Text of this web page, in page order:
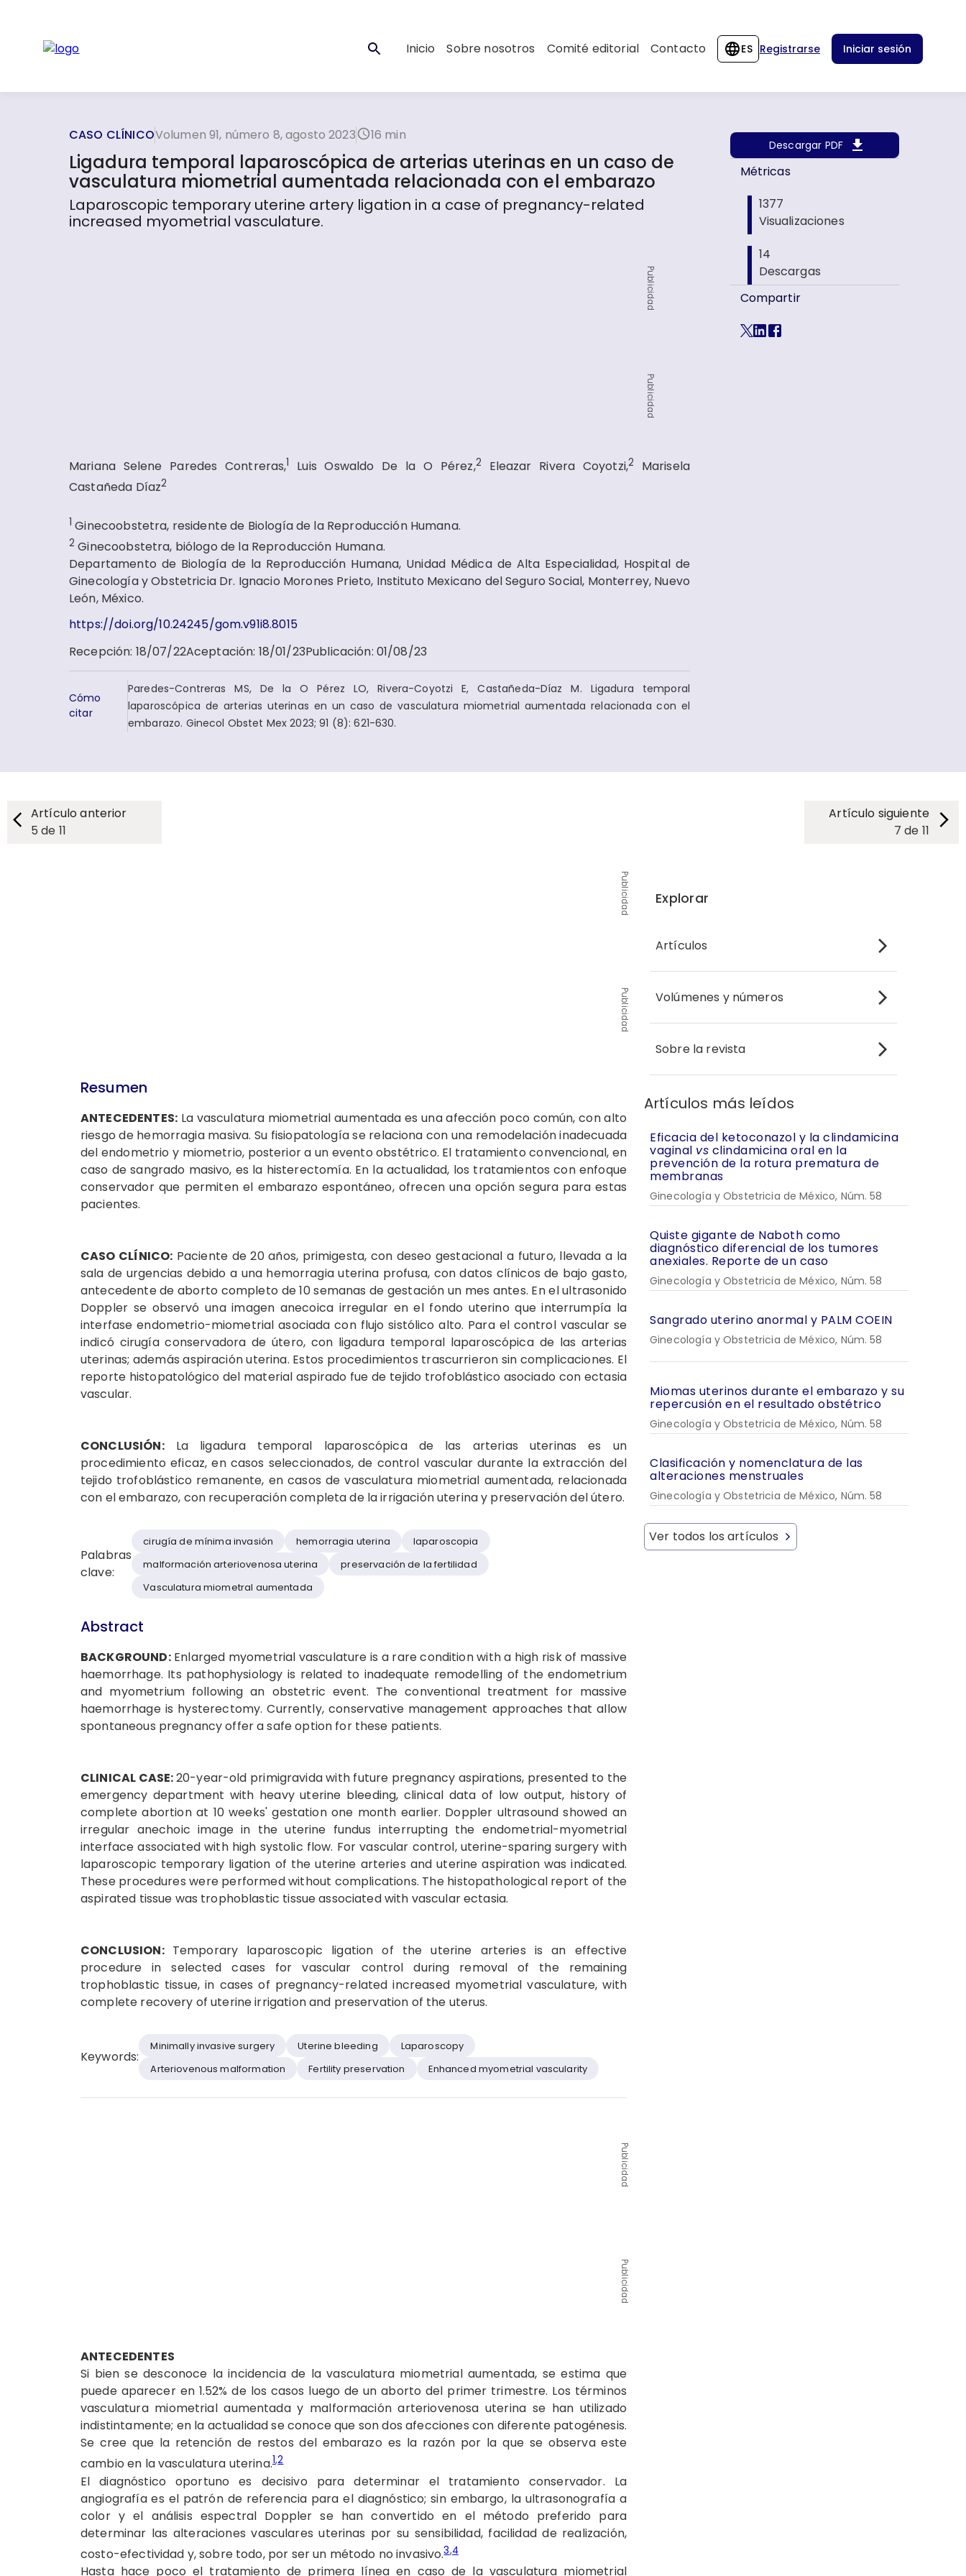
Inicio Sobre nosotros Comité editorial Contacto ES Registrarse Iniciar sesión
CASO CLÍNICOVolumen 91, número 8, agosto 2023 16 min
Ligadura temporal laparoscópica de arterias uterinas en un caso de
vasculatura miometrial aumentada relacionada con el embarazo
Laparoscopic temporary uterine artery ligation in a case of pregnancy-related
increased myometrial vasculature.
Publicidad
Publicidad
Mariana Selene Paredes Contreras,1 Luis Oswaldo De la O Pérez,2 Eleazar Rivera Coyotzi,2
Marisela
Castañeda Díaz2
1Ginecoobstetra, residente de Biología de la Reproducción Humana.
2Ginecoobstetra, biólogo de la Reproducción Humana.
Departamento de Biología de la Reproducción Humana, Unidad Médica de Alta Especialidad, Hospital de
Ginecología y Obstetricia Dr. Ignacio Morones Prieto, Instituto Mexicano del Seguro Social, Monterrey, Nuevo
León, México.
https://doi.org/10.24245/gom.v91i8.8015
Recepción: 18/07/22Aceptación: 18/01/23Publicación: 01/08/23
Cómo
citar
Paredes-Contreras MS, De la O Pérez LO, Rivera-Coyotzi E, Castañeda-Díaz M. Ligadura temporal
laparoscópica de arterias uterinas en un caso de vasculatura miometrial aumentada relacionada con el
embarazo. Ginecol Obstet Mex 2023; 91 (8): 621-630.
Descargar PDF
Métricas
1377
Visualizaciones
14
Descargas
Compartir
Artículo anterior
5 de 11
Artículo siguiente
7 de 11
Publicidad
Publicidad
Resumen
ANTECEDENTES:La vasculatura miometrial aumentada es una afección poco común, con alto
riesgo de hemorragia masiva. Su fisiopatología se relaciona con una remodelación inadecuada
del endometrio y miometrio, posterior a un evento obstétrico. El tratamiento convencional, en
caso de sangrado masivo, es la histerectomía. En la actualidad, los tratamientos con enfoque
conservador que permiten el embarazo espontáneo, ofrecen una opción segura para estas
pacientes.
CASO CLÍNICO: Paciente de 20 años, primigesta, con deseo gestacional a futuro, llevada a la
sala de urgencias debido a una hemorragia uterina profusa, con datos clínicos de bajo gasto,
antecedente de aborto completo de 10 semanas de gestación un mes antes. En el ultrasonido
Doppler se observó una imagen anecoica irregular en el fondo uterino que interrumpía la
interfase endometrio-miometrial asociada con flujo sistólico alto. Para el control vascular se
indicó cirugía conservadora de útero, con ligadura temporal laparoscópica de las arterias
uterinas; además aspiración uterina. Estos procedimientos trascurrieron sin complicaciones. El
reporte histopatológico del material aspirado fue de tejido trofoblástico asociado con ectasia
vascular.
CONCLUSIÓN:La ligadura temporal laparoscópica de las arterias uterinas es un
procedimiento eficaz, en casos seleccionados, de control vascular durante la extracción del
tejido trofoblástico remanente, en casos de vasculatura miometrial aumentada, relacionada
con el embarazo, con recuperación completa de la irrigación uterina y preservación del útero.
Palabras
clave:
cirugía de mínima invasión hemorragia uterina
laparoscopia
malformación arteriovenosa uterina
preservación de la fertilidad
Vasculatura miometral aumentada
Abstract
BACKGROUND:Enlarged myometrial vasculature is a rare condition with a high risk of massive
haemorrhage. Its pathophysiology is related to inadequate remodelling of the endometrium
and myometrium following an obstetric event. The conventional treatment for massive
haemorrhage is hysterectomy. Currently, conservative management approaches that allow
spontaneous pregnancy offer a safe option for these patients.
CLINICAL CASE:20-year-old primigravida with future pregnancy aspirations, presented to the
emergency department with heavy uterine bleeding, clinical data of low output, history of
complete abortion at 10 weeks' gestation one month earlier. Doppler ultrasound showed an
irregular anechoic image in the uterine fundus interrupting the endometrial-myometrial
interface associated with high systolic flow. For vascular control, uterine-sparing surgery with
laparoscopic temporary ligation of the uterine arteries and uterine aspiration was indicated.
These procedures were performed without complications. The histopathological report of the
aspirated tissue was trophoblastic tissue associated with vascular ectasia.
CONCLUSION: Temporary laparoscopic ligation of the uterine arteries is an effective
procedure in selected cases for vascular control during removal of the remaining
trophoblastic tissue, in cases of pregnancy-related increased myometrial vasculature, with
complete recovery of uterine irrigation and preservation of the uterus.
Keywords:
Minimally invasive surgery Uterine bleeding
Laparoscopy
Arteriovenous malformation
Fertility preservation Enhanced myometrial vascularity
Publicidad
Publicidad
ANTECEDENTES
Si bien se desconoce la incidencia de la vasculatura miometrial aumentada, se estima que
puede aparecer en 1.52% de los casos luego de un aborto del primer trimestre. Los términos
vasculatura miometrial aumentada y malformación arteriovenosa uterina se han utilizado
indistintamente; en la actualidad se conoce que son dos afecciones con diferente patogénesis.
Se cree que la retención de restos del embarazo es la razón por la que se observa este
cambio en la vasculatura uterina.1,2
El diagnóstico oportuno es decisivo para determinar el tratamiento conservador. La
angiografía es el patrón de referencia para el diagnóstico; sin embargo, la ultrasonografía a
color y el análisis espectral Doppler se han convertido en el método preferido para
determinar las alteraciones vasculares uterinas por su sensibilidad, facilidad de realización,
costo-efectividad y, sobre todo, por ser un método no invasivo.3,4
Hasta hace poco el tratamiento de primera línea en caso de la vasculatura miometrial
Explorar
Artículos
Volúmenes y números
Sobre la revista
Artículos más leídos
Eficacia del ketoconazol y la clindamicina
vaginal vs clindamicina oral en la
prevención de la rotura prematura de
membranas
Ginecología y Obstetricia de México, Núm. 58
Quiste gigante de Naboth como
diagnóstico diferencial de los tumores
anexiales. Reporte de un caso
Ginecología y Obstetricia de México, Núm. 58
Sangrado uterino anormal y PALM COEIN
Ginecología y Obstetricia de México, Núm. 58
Miomas uterinos durante el embarazo y su
repercusión en el resultado obstétrico
Ginecología y Obstetricia de México, Núm. 58
Clasificación y nomenclatura de las
alteraciones menstruales
Ginecología y Obstetricia de México, Núm. 58
Ver todos los artículos